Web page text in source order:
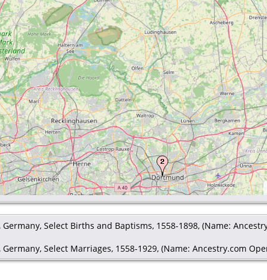
Select Births and Baptisms, 1558-1898, (Name:
Select Marriages, 1558-1929, (Name: Ancestry.com